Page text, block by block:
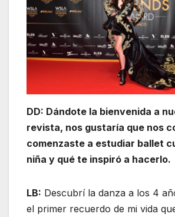
DD: Dándote la bienvenida a
revista, nos gustaría que nos
comenzaste a estudiar ballet
niña y qué te inspiró a hacerlo.
LB: Descubrí la danza a los 4
el primer recuerdo de mi vida